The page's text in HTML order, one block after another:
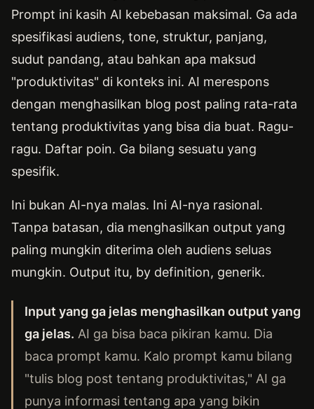
Prompt ini kasih AI kebebasan maksimal. Ga ada
spesifikasi audiens, tone, struktur, panjang,
sudut pandang, atau bahkan apa maksud
"produktivitas" di konteks ini. AI merespons
dengan menghasilkan blog post paling rata-rata
tentang produktivitas yang bisa dia buat. Ragu-
ragu. Daftar poin. Ga bilang sesuatu yang
spesifik.
Ini bukan AI-nya malas. Ini AI-nya rasional.
Tanpa batasan, dia menghasilkan output yang
paling mungkin diterima oleh audiens seluas
mungkin. Output itu, by definition, generik.
Input yang ga jelas menghasilkan output yang
ga jelas. AI ga bisa baca pikiran kamu. Dia
baca prompt kamu. Kalo prompt kamu bilang
"tulis blog post tentang produktivitas," AI ga
punya informasi tentang apa yang bikin